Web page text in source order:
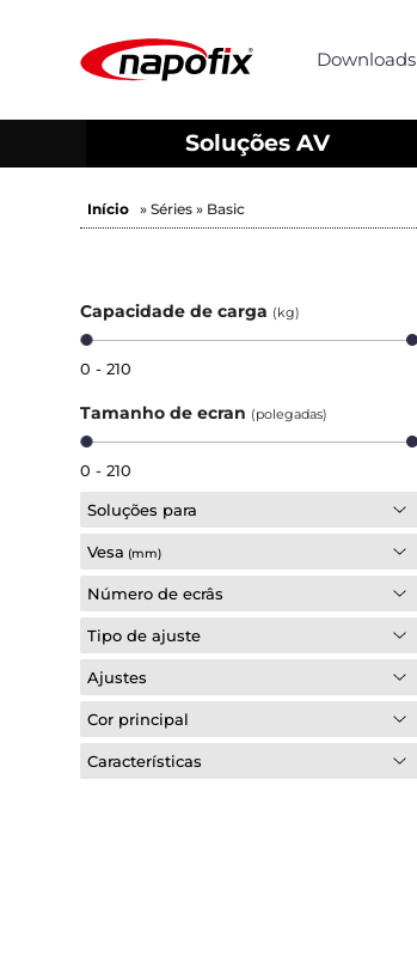
Downloads
Soluções AV
Início » Séries » Basic
Capacidade de carga (kg)
0 - 210
Tamanho de ecran (polegadas)
0 - 210
Soluções para
Vesa (mm)
Número de ecrâs
Tipo de ajuste
Ajustes
Cor principal
Características